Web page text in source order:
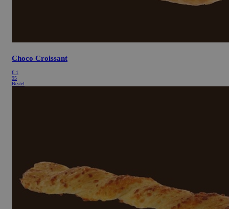
Choco Croissant
€ 1
95
Bestel